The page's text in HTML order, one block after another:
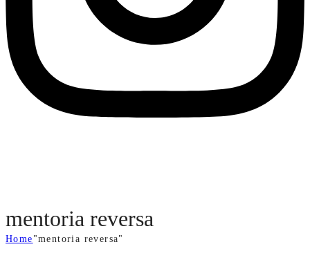
mentoria reversa
Home "mentoria reversa"